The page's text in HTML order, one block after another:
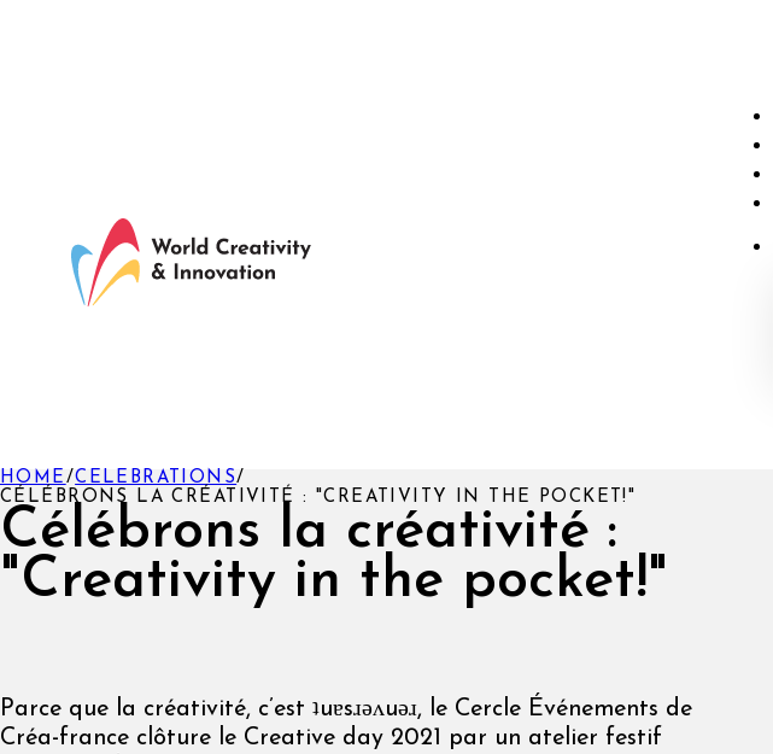
Célébrons la créativité :
"Creativity in the pocket!"
HOME /CELEBRATIONS/
CÉLÉBRONS LA CRÉATIVITÉ : "CREATIVITY IN THE POCKET!"
Parce que la créativité, c’est ʇuɐsɹǝʌuǝɹ, le Cercle Événements de
Créa-france clôture le Creative day 2021 par un atelier festif